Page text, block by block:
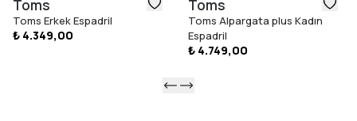
Toms
Toms Erkek Espadril
₺ 4.349,00
Toms
Toms Alpargata plus Kadın
Espadril
₺ 4.749,00